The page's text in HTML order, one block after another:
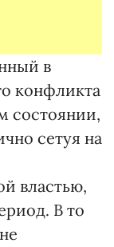
в
конфликта
состоянии,
сетуя на
властью,
В то